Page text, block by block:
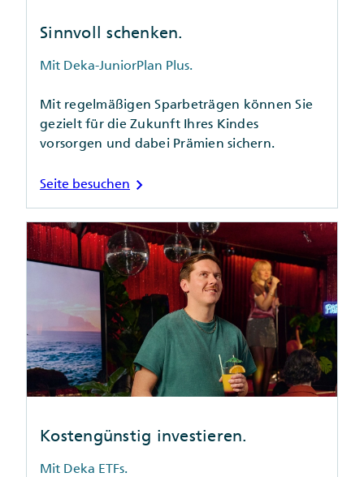
Sinnvoll schenken.
Mit Deka-JuniorPlan Plus.
Mit regelmäßigen Sparbeträgen können Sie
gezielt für die Zukunft Ihres Kindes
vorsorgen und dabei Prämien sichern.
Seite besuchen chevron_right
Kostengünstig investieren.
Mit Deka ETFs.